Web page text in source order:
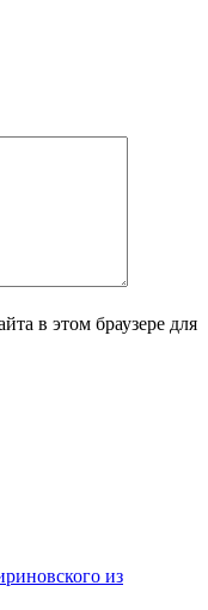
в этом браузере для
из